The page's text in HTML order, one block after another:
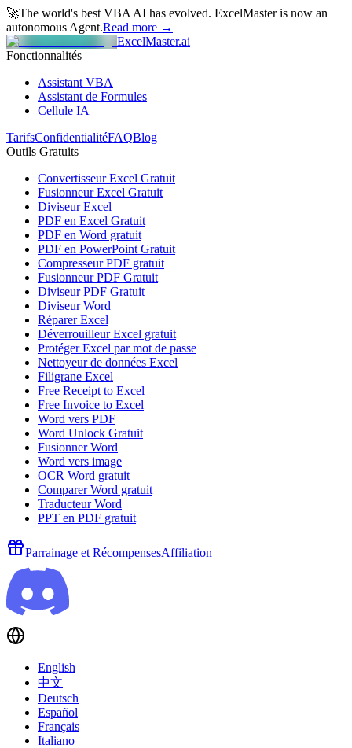
🚀The world's best VBA AI has evolved. ExcelMaster is now an
autonomous Agent.Read more →
ExcelMaster.ai
Fonctionnalités
Assistant VBA
Assistant de Formules
Cellule IA
TarifsConfidentialitéFAQBlog
Outils Gratuits
Convertisseur Excel Gratuit
Fusionneur Excel Gratuit
Diviseur Excel
PDF en Excel Gratuit
PDF en Word gratuit
PDF en PowerPoint Gratuit
Compresseur PDF gratuit
Fusionneur PDF Gratuit
Diviseur PDF Gratuit
Diviseur Word
Réparer Excel
Déverrouilleur Excel gratuit
Protéger Excel par mot de passe
Nettoyeur de données Excel
Filigrane Excel
Free Receipt to Excel
Free Invoice to Excel
Word vers PDF
Word Unlock Gratuit
Fusionner Word
Word vers image
OCR Word gratuit
Comparer Word gratuit
Traducteur Word
PPT en PDF gratuit
Parrainage et RécompensesAffiliation
English
中文
Deutsch
Español
Français
Italiano